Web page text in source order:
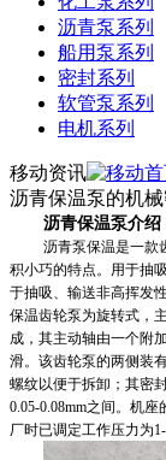
沥青泵系列
船用泵系列
密封系列
软管泵系列
电机系列
移动资讯
沥青保温泵的机
沥青保温泵介绍
沥青泵保温是一款
积小巧的特点。用于抽
于抽吸、输送非高挥发
保温齿轮泵为旋转式，
成，其主动轴由一个附
滑。该齿轮泵的两侧装
螺纹以便于拆卸；其密
0.05-0.08mm之间。机
厂时已调定工作压力为1-